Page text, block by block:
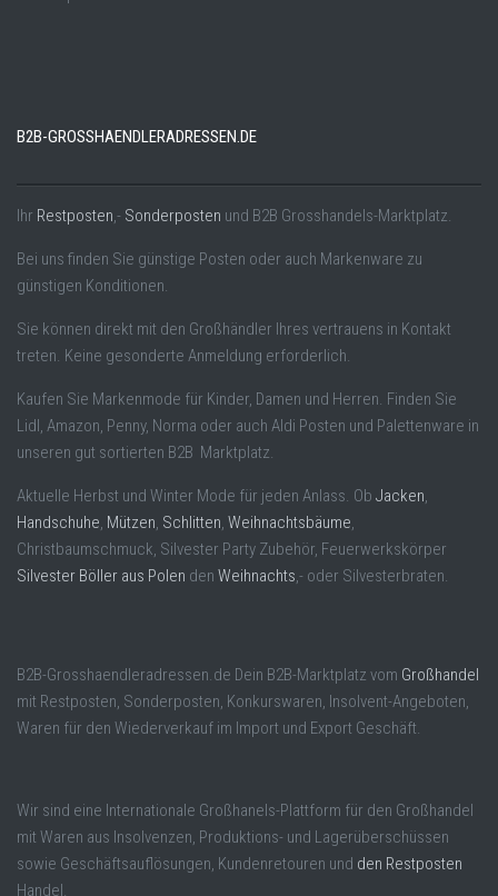
B2B-GROSSHAENDLERADRESSEN.DE
Ihr Restposten ,- Sonderposten und B2B Grosshandels-Marktplatz.
Bei uns finden Sie günstige Posten oder auch Markenware zu
günstigen Konditionen.
Sie können direkt mit den Großhändler Ihres vertrauens in Kontakt
treten. Keine gesonderte Anmeldung erforderlich.
Kaufen Sie Markenmode für Kinder, Damen und Herren. Finden Sie
Lidl, Amazon, Penny, Norma oder auch Aldi Posten und Palettenware in
unseren gut sortierten B2B Marktplatz.
Aktuelle Herbst und Winter Mode für jeden Anlass. Ob Jacken
Handschuhe Mützen Schlitten Weihnachtsbäume
Christbaumschmuck, Silvester Party Zubehör, Feuerwerkskörper
Silvester Böller aus Polen den Weihnachts ,- oder Silvesterbraten.
B2B-Grosshaendleradressen.de Dein B2B-Marktplatz vom Großhandel
mit Restposten, Sonderposten, Konkurswaren, Insolvent-Angeboten,
Waren für den Wiederverkauf im Import und Export Geschäft.
Wir sind eine Internationale Großhanels-Plattform für den Großhandel
mit Waren aus Insolvenzen, Produktions- und Lagerüberschüssen
sowie Geschäftsauflösungen, Kundenretouren und den Restposten
Handel.